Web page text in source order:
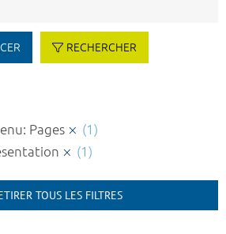
RECHERCHER
Pages
(1)
(1)
TOUS LES FILTRES